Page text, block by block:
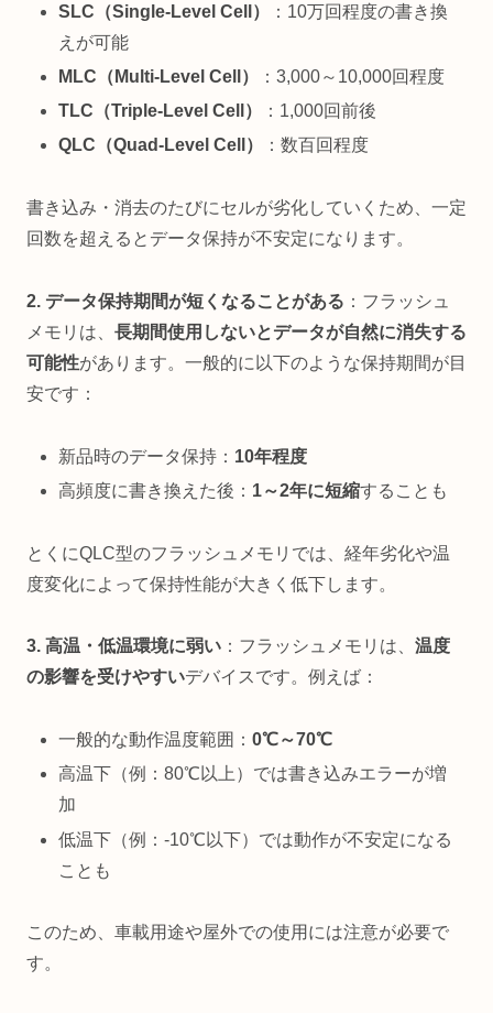
SLC（Single-Level Cell）
：10万回程度の書き換
えが可能
MLC（Multi-Level Cell）
：3,000～10,000回程度
TLC（Triple-Level Cell）
：1,000回前後
QLC（Quad-Level Cell）
：数百回程度
書き込み・消去のたびにセルが劣化していくため、一定
回数を超えるとデータ保持が不安定になります。
2. データ保持期間が短くなることがある ：フラッシュ
メモリは、 長期間使用しないとデータが自然に消失する
可能性があります。一般的に以下のような保持期間が目
安です：
新品時のデータ保持： 10年程度
高頻度に書き換えた後： 1～2年に短縮することも
とくにQLC型のフラッシュメモリでは、経年劣化や温
度変化によって保持性能が大きく低下します。
3. 高温・低温環境に弱い ：フラッシュメモリは、 温度
の影響を受けやすいデバイスです。例えば：
一般的な動作温度範囲：0℃～70℃
高温下（例：80℃以上）では書き込みエラーが増
加
低温下（例：-10℃以下）では動作が不安定になる
ことも
このため、車載用途や屋外での使用には注意が必要で
す。